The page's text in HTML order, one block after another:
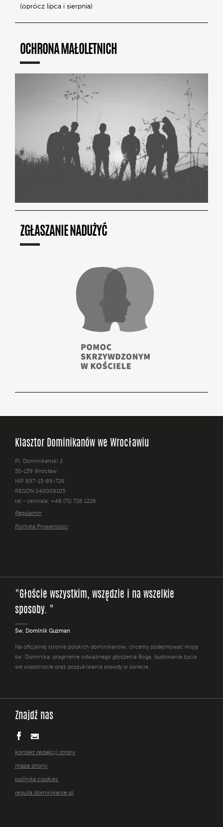
(oprócz lipca i sierpnia)
OCHRONA MAŁOLETNICH
ZGŁASZANIE NADUŻYĆ
Klasztor Dominikanów we Wrocławiu
Pl. Dominikański 2
50-159 Wrocław
NIP 897-15-89-726
REGON 040008105
tel - centrala: +48 (71) 726 1226
Regulamin
Polityka Prywatności
"Głoście wszystkim, wszędzie i na wszelkie
sposoby. "
Św. Dominik Guzman
Na oficjalnej stronie polskich dominikanów, chcemy podejmować misję
św. Dominika: pragnienie odważnego głoszenia Boga, budowanie życia
we wspólnocie oraz poszukiwania prawdy w świecie.
Znajdź nas
kontakt redakcji strony
mapa strony
polityka cookies
reguła dominikanie.pl